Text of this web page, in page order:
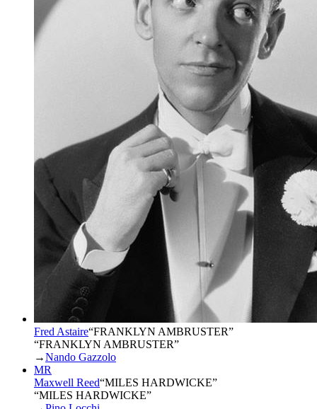
Fred Astaire“FRANKLYN AMBRUSTER”
“FRANKLYN AMBRUSTER”
→Nando Gazzolo
MR
Maxwell Reed“MILES HARDWICKE”
“MILES HARDWICKE”